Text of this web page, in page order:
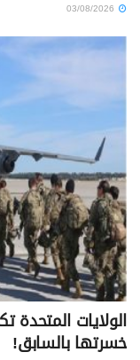
الولايات المتحدة
خسرتها بالسابق!